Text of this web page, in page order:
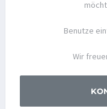
Benutze
Wir